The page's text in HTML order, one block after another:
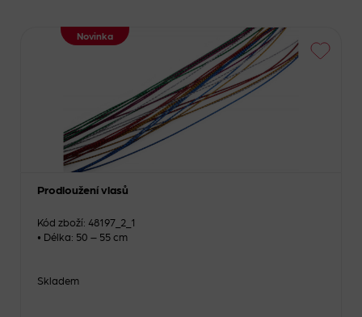
Novinka
Prodloužení vlasů
Kód zboží: 48197_2_1
• Délka: 50 – 55 cm
Skladem